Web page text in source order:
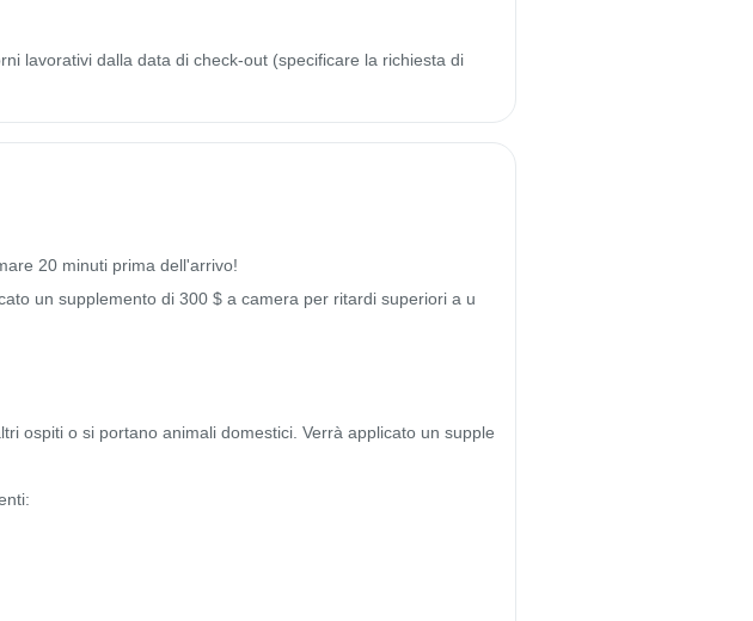
lavorativi dalla data di check-out (specificare la richiesta di
20 minuti prima dell'arrivo!
un supplemento di 300 $ a camera per ritardi superiori a u
ospiti o si portano animali domestici. Verrà applicato un supple